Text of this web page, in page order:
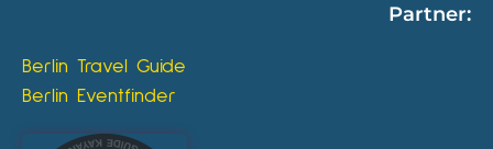
Partner:
Berlin Travel Guide
Berlin Eventfinder